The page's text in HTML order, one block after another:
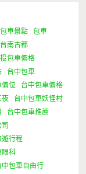
車景點
包車
南古都
包車價格
台中包車
價位
台中包車價格
夜
台中包車妖怪村
台中包車推薦
遊行程
眼科
中包車自由行